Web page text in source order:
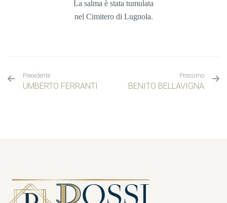
La salma è stata tumulata
nel Cimitero di Lugnola.
Precedente
UMBERTO FERRANTI
Prossimo
BENITO BELLAVIGNA